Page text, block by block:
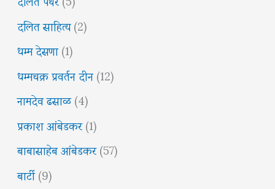
दलित साहित्य(2)
धम्म देसणा(1)
धम्मचक्र प्रवर्तन दीन(12)
नामदेव ढसाळ(4)
प्रकाश आंबेडकर(1)
बाबासाहेब आंबेडकर(57)
बार्टी(9)